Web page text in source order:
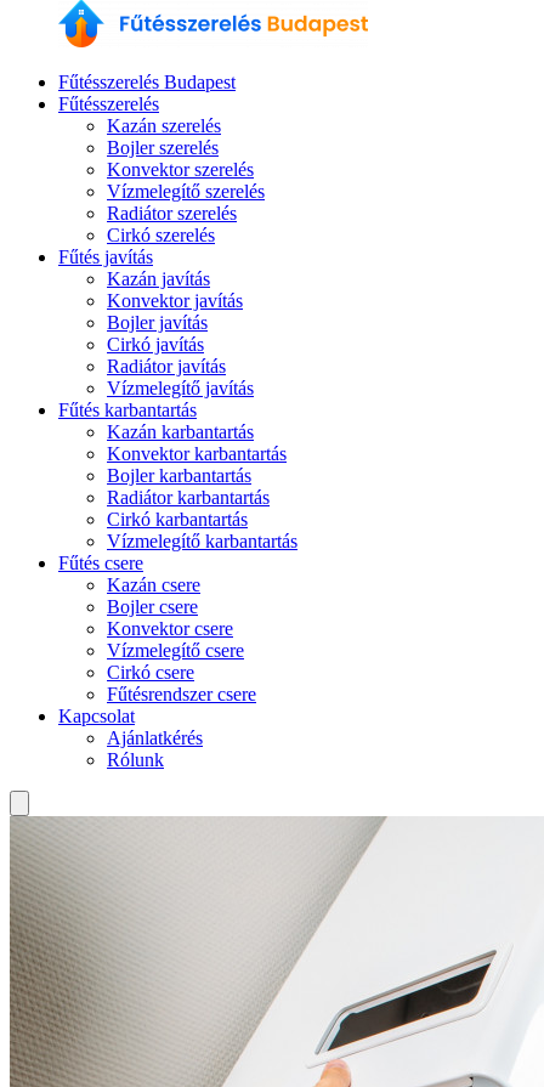
Fűtésszerelés Budapest
Fűtésszerelés
Kazán szerelés
Bojler szerelés
Konvektor szerelés
Vízmelegítő szerelés
Radiátor szerelés
Cirkó szerelés
Fűtés javítás
Kazán javítás
Konvektor javítás
Bojler javítás
Cirkó javítás
Radiátor javítás
Vízmelegítő javítás
Fűtés karbantartás
Kazán karbantartás
Konvektor karbantartás
Bojler karbantartás
Radiátor karbantartás
Cirkó karbantartás
Vízmelegítő karbantartás
Fűtés csere
Kazán csere
Bojler csere
Konvektor csere
Vízmelegítő csere
Cirkó csere
Fűtésrendszer csere
Kapcsolat
Ajánlatkérés
Rólunk